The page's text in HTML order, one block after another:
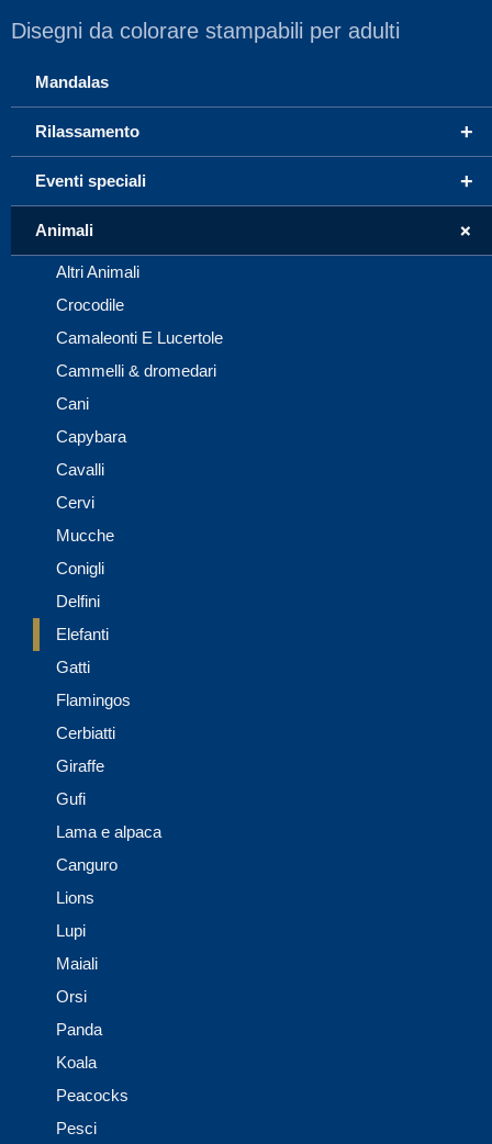
Disegni da colorare stampabili per adulti
Mandalas
+
Rilassamento
+
Eventi speciali
+
Animali
Altri Animali
Crocodile
Camaleonti E Lucertole
Cammelli & dromedari
Cani
Capybara
Cavalli
Cervi
Mucche
Conigli
Delfini
Elefanti
Gatti
Flamingos
Cerbiatti
Giraffe
Gufi
Lama e alpaca
Canguro
Lions
Lupi
Maiali
Orsi
Panda
Koala
Peacocks
Pesci